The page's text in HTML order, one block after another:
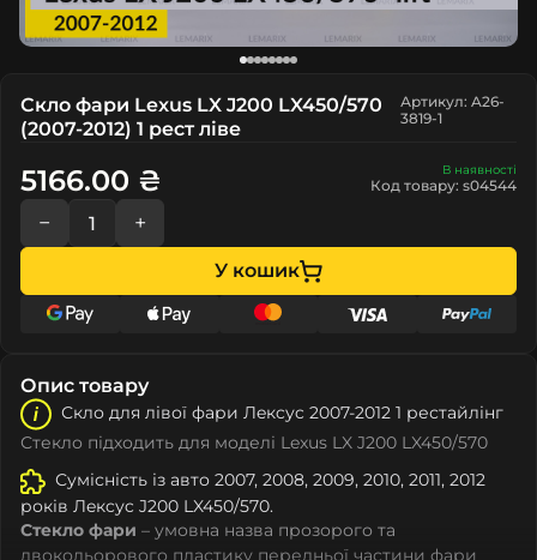
Скло фари Lexus LX J200 LX450/570
(2007-2012) 1 рест ліве
Артикул: A26-
3819-1
В наявності
Код товару: s04544
5166.00 ₴
− +
У кошик
Опис товару
Скло для лівої фари Лeкcуc 2007-2012 1 рестайлінг
Стекло підходить для моделі Lexus LX J200 LX450/570
Сумісність із авто 2007, 2008, 2009, 2010, 2011, 2012
років Лeкcуc J200 LX450/570.
Стекло фари – умовна назва прозорого та
двокольорового пластику передньої частини фари